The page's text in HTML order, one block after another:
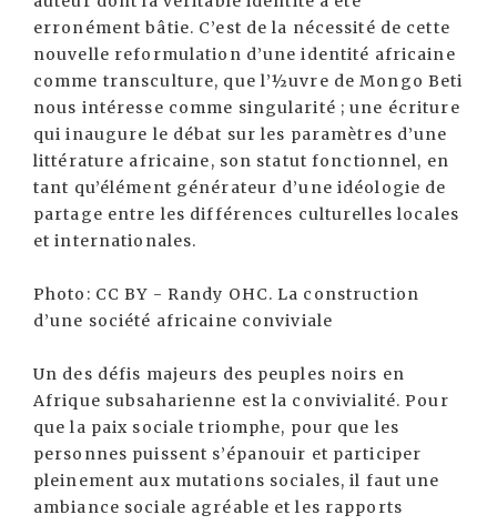
erronément bâtie. C’est de la nécessité de cette
nouvelle reformulation d’une identité africaine
comme transculture, que l’½uvre de Mongo Beti
nous intéresse comme singularité ; une écriture
qui inaugure le débat sur les paramètres d’une
littérature africaine, son statut fonctionnel, en
tant qu’élément générateur d’une idéologie de
partage entre les différences culturelles locales
et internationales.
Photo: CC BY - Randy OHC. La construction
d’une société africaine conviviale
Un des défis majeurs des peuples noirs en
Afrique subsaharienne est la convivialité. Pour
que la paix sociale triomphe, pour que les
personnes puissent s’épanouir et participer
pleinement aux mutations sociales, il faut une
ambiance sociale agréable et les rapports